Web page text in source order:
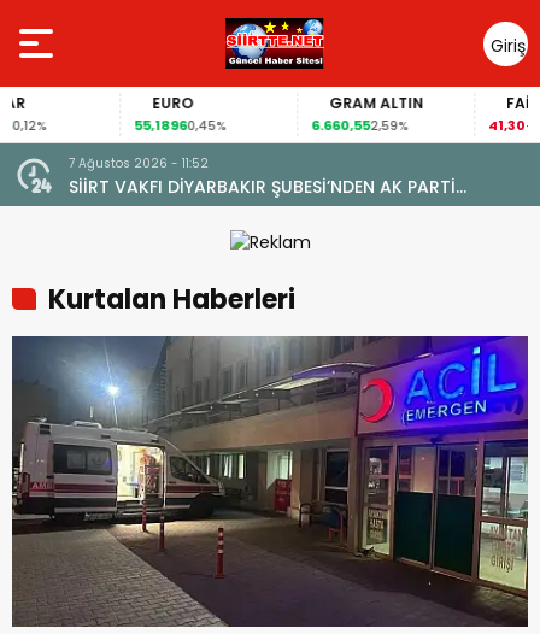
Giriş
Yap
0,45%
GRAM ALTIN
2,59% -0,55%
7 Ağustos 2026 - 09:44
ALAN MAHALLESİ’NDE TARİHİ DÖNÜŞÜM: DOĞAL GAZA
KAVUŞTU, 34 YILLIK TAPU SORUNU ÇÖZÜLDÜ
Kurtalan Haberleri